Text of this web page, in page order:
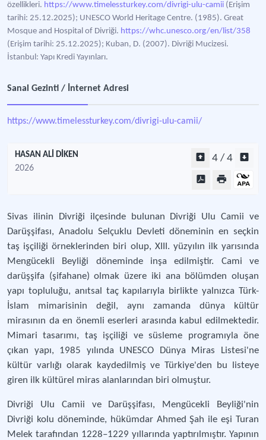
özellikleri. https://www.timelessturkey.com/divrigi-ulu-camii (Erişim
tarihi: 25.12.2025); UNESCO World Heritage Centre. (1985). Great
Mosque and Hospital of Divriği. https://whc.unesco.org/en/list/358
(Erişim tarihi: 25.12.2025); Kuban, D. (2007). Divriği Mucizesi.
İstanbul: Yapı Kredi Yayınları.
Sanal Gezinti / İnternet Adresi
https://www.timelessturkey.com/divrigi-ulu-camii/
HASAN ALİ DİKEN
2026
4 / 4
Sivas ilinin Divriği ilçesinde bulunan Divriği Ulu Camii ve
Darüşşifası, Anadolu Selçuklu Devleti döneminin en seçkin
taş işçiliği örneklerinden biri olup, XIII. yüzyılın ilk yarısında
Mengücekli Beyliği döneminde inşa edilmiştir. Cami ve
darüşşifa (şifahane) olmak üzere iki ana bölümden oluşan
yapı topluluğu, anıtsal taç kapılarıyla birlikte yalnızca Türk-
İslam mimarisinin değil, aynı zamanda dünya kültür
mirasının da en önemli eserleri arasında kabul edilmektedir.
Mimari tasarımı, taş işçiliği ve süsleme programıyla öne
çıkan yapı, 1985 yılında UNESCO Dünya Miras Listesi'ne
kültür varlığı olarak kaydedilmiş ve Türkiye'den bu listeye
giren ilk kültürel miras alanlarından biri olmuştur.
Divriği Ulu Camii ve Darüşşifası, Mengücekli Beyliği'nin
Divriği kolu döneminde, hükümdar Ahmed Şah ile eşi Turan
Melek tarafından 1228–1229 yıllarında yaptırılmıştır. Yapının